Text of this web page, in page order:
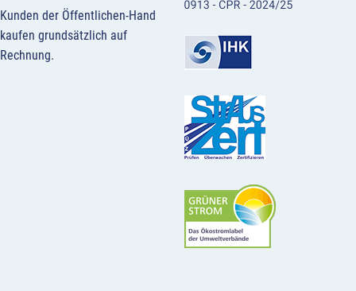
Kunden der Öffentlichen-Hand
kaufen grundsätzlich auf
Rechnung.